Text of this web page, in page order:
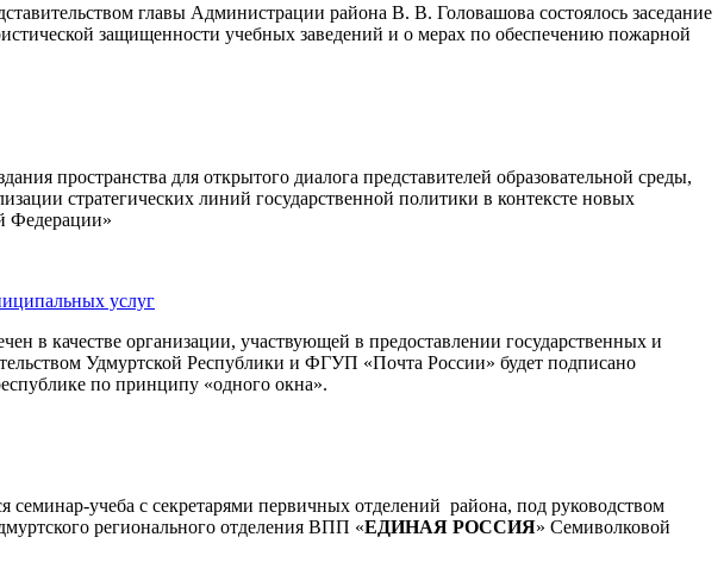
главы Администрации района В. В. Головашова состоялось заседание
защищенности учебных заведений и о мерах по обеспечению пожарной
пространства для открытого диалога представителей образовательной среды,
стратегических линий государственной политики в контексте новых
Федерации»
услуг
в качестве организации, участвующей в предоставлении государственных и
Удмуртской Республики и ФГУП «Почта России» будет подписано
по принципу «одного окна».
семинар-учеба с секретарями первичных отделений района, под руководством
регионального отделения ВПП «ЕДИНАЯ РОССИЯ» Семиволковой